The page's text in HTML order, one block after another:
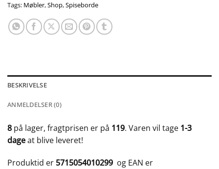
Tags: Møbler,Shop,Spiseborde
BESKRIVELSE
ANMELDELSER (0)
8 på lager, fragtprisen er på 119. Varen vil tage 1-3
dageat blive leveret!
Produktid er 5715054010299 og EAN er